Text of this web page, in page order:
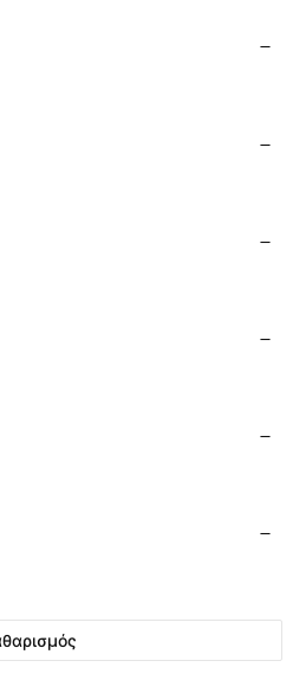
με Φούρνο
(Agorastos)
BBQ
Σόμπας